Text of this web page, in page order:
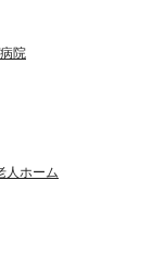
院
人ホーム